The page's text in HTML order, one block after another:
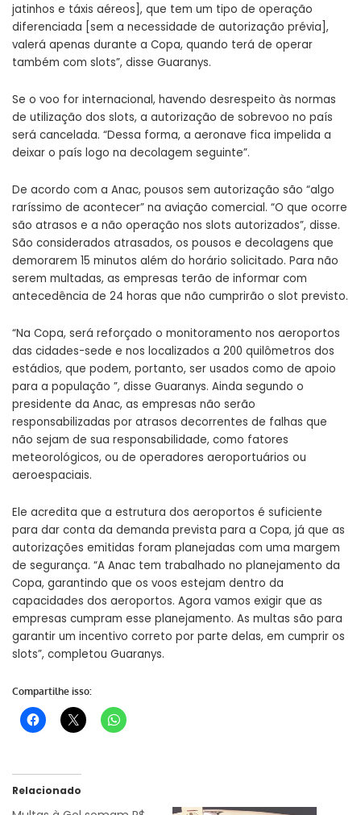
jatinhos e táxis aéreos], que tem um tipo de operação
diferenciada [sem a necessidade de autorização prévia],
valerá apenas durante a Copa, quando terá de operar
também com slots”, disse Guaranys.
Se o voo for internacional, havendo desrespeito às normas
de utilização dos slots, a autorização de sobrevoo no país
será cancelada. “Dessa forma, a aeronave fica impelida a
deixar o país logo na decolagem seguinte”.
De acordo com a Anac, pousos sem autorização são “algo
raríssimo de acontecer” na aviação comercial. “O que ocorre
são atrasos e a não operação nos slots autorizados”, disse.
São considerados atrasados, os pousos e decolagens que
demorarem 15 minutos além do horário solicitado. Para não
serem multadas, as empresas terão de informar com
antecedência de 24 horas que não cumprirão o slot previsto.
“Na Copa, será reforçado o monitoramento nos aeroportos
das cidades-sede e nos localizados a 200 quilômetros dos
estádios, que podem, portanto, ser usados como de apoio
para a população ”, disse Guaranys. Ainda segundo o
presidente da Anac, as empresas não serão
responsabilizadas por atrasos decorrentes de falhas que
não sejam de sua responsabilidade, como fatores
meteorológicos, ou de operadores aeroportuários ou
aeroespaciais.
Ele acredita que a estrutura dos aeroportos é suficiente
para dar conta da demanda prevista para a Copa, já que as
autorizações emitidas foram planejadas com uma margem
de segurança. “A Anac tem trabalhado no planejamento da
Copa, garantindo que os voos estejam dentro da
capacidades dos aeroportos. Agora vamos exigir que as
empresas cumpram esse planejamento. As multas são para
garantir um incentivo correto por parte delas, em cumprir os
slots”, completou Guaranys.
Compartilhe isso:
Relacionado